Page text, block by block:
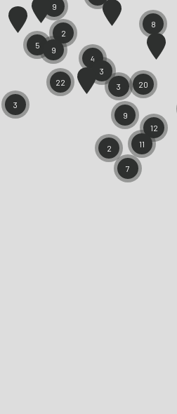
2
5
9
8
3
3
3
9
20
12
2
7
11
4
9
22